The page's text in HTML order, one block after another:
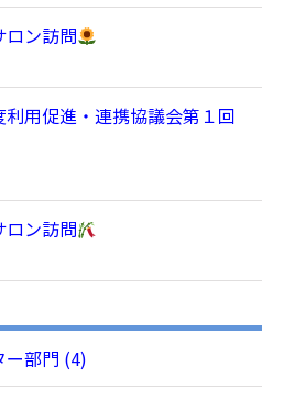
ン訪問
用促進・連携協議会第１回
ン訪問
ー部門 (4)